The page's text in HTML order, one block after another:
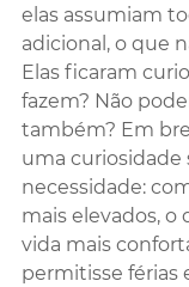
elas assumiam
adicional, o que
Elas ficaram
fazem? Não
também? Em
uma curiosidade
necessidade:
mais elevados, o
vida mais
permitisse férias